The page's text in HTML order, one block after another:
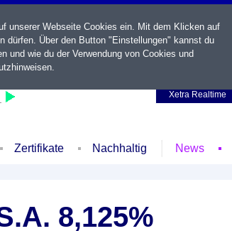
Xetra Realtime
Zertifikate Nachhaltig News
8,125%
unserer Webseite Cookies ein. Mit dem Klicken auf
dürfen. Über den Button "Einstellungen" kannst du
und wie du der Verwendung von Cookies und
.